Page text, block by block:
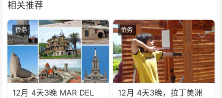
相关推荐
侨务
12月 4天3晚 MAR DEL
侨务
12月 4天3晚，拉丁美洲